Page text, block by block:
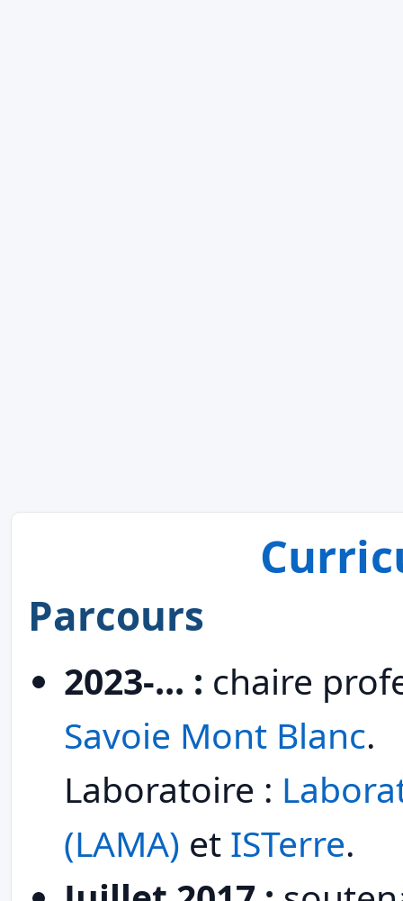
Parcours
2023-... : chaire
Savoie Mont Blanc.
Laboratoire :
(LAMA) et ISTerre.